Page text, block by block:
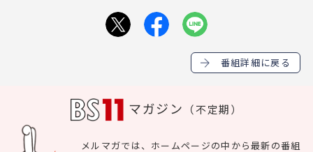
番組詳細に戻る
マガジン （不定期）
メルマガでは、ホームページの中から最新の番組